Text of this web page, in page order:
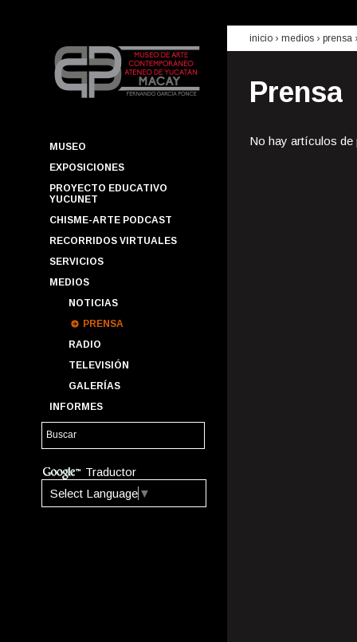
MUSEO
EXPOSICIONES
PROYECTO EDUCATIVO
YUCUNET
CHISME-ARTE PODCAST
RECORRIDOS VIRTUALES
SERVICIOS
MEDIOS
NOTICIAS
PRENSA
RADIO
TELEVISIÓN
GALERÍAS
INFORMES
Traductor
Select Language ▼
inicio › medios › prensa
Prensa
No hay artículos de